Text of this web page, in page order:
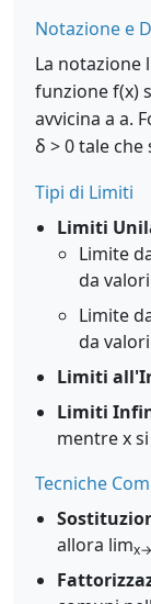
Notazione e
La notazione
funzione f(x)
avvicina a a.
δ > 0 tale
Tipi di Limiti
Limiti
Limite
da
Limite
da
Limiti
Limiti
mentre x
Tecniche
allora lim